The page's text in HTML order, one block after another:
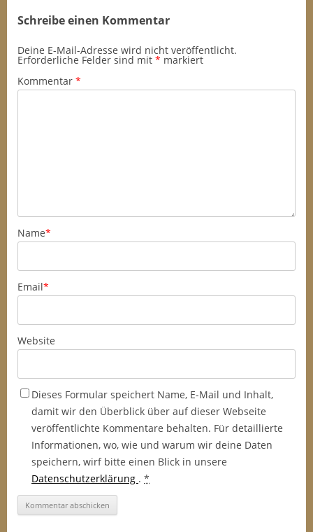
Schreibe einen Kommentar
Deine E-Mail-Adresse wird nicht veröffentlicht.
Erforderliche Felder sind mit * markiert
Kommentar *
Name*
Email*
Website
Dieses Formular speichert Name, E-Mail und Inhalt,
damit wir den Überblick über auf dieser Webseite
veröffentlichte Kommentare behalten. Für detaillierte
Informationen, wo, wie und warum wir deine Daten
speichern, wirf bitte einen Blick in unsere
Datenschutzerklärung . *